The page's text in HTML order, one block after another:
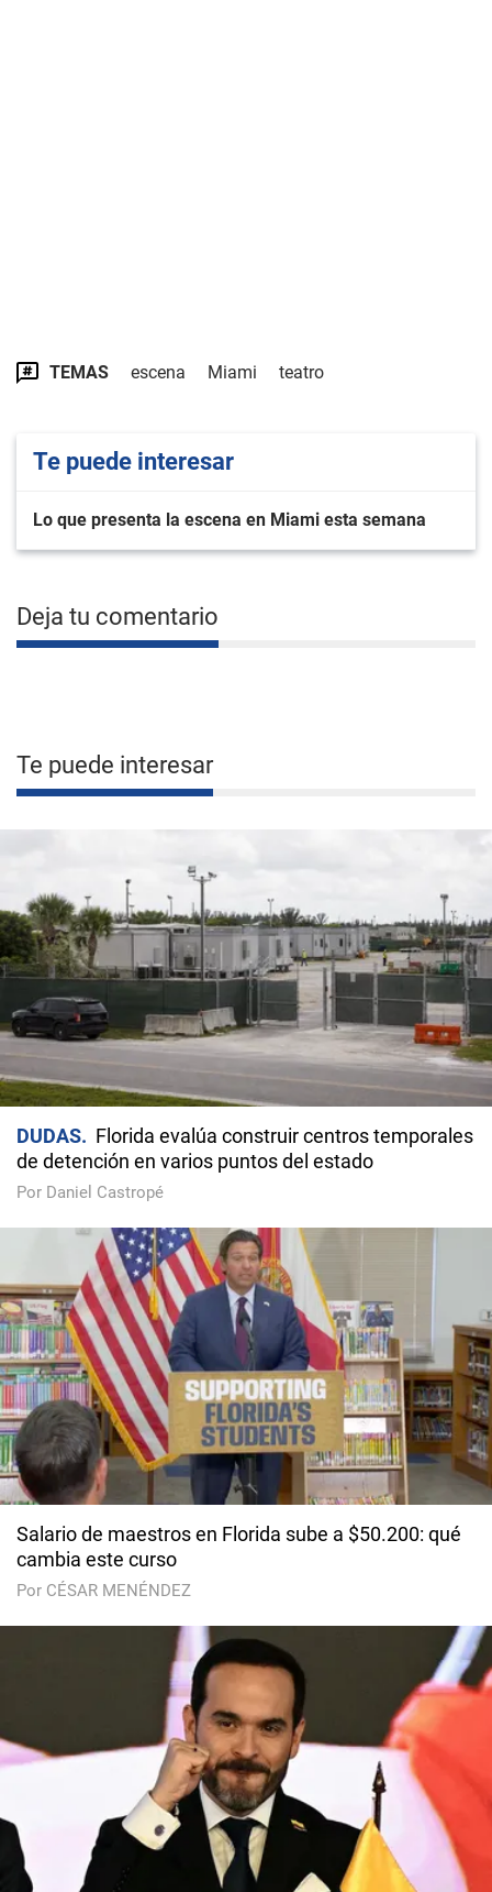
TEMAS escena Miami teatro
Te puede interesar
Lo que presenta la escena en Miami esta semana
Deja tu comentario
Te puede interesar
DUDAS
Florida evalúa construir centros temporales
de detención en varios puntos del estado
Por Daniel Castropé
Salario de maestros en Florida sube a $50.200: qué
cambia este curso
Por CÉSAR MENÉNDEZ